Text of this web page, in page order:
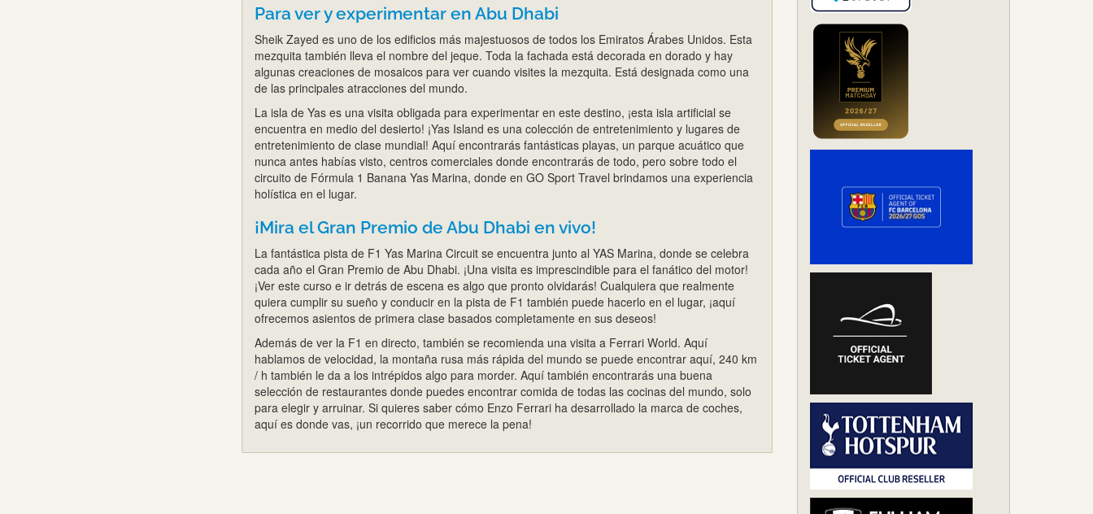
Para ver y experimentar en Abu Dhabi
Sheik Zayed es uno de los edificios más majestuosos de todos los Emiratos Árabes Unidos. Esta
mezquita también lleva el nombre del jeque. Toda la fachada está decorada en dorado y hay
algunas creaciones de mosaicos para ver cuando visites la mezquita. Está designada como una
de las principales atracciones del mundo.
La isla de Yas es una visita obligada para experimentar en este destino, ¡esta isla artificial se
encuentra en medio del desierto! ¡Yas Island es una colección de entretenimiento y lugares de
entretenimiento de clase mundial! Aquí encontrarás fantásticas playas, un parque acuático que
nunca antes habías visto, centros comerciales donde encontrarás de todo, pero sobre todo el
circuito de Fórmula 1 Banana Yas Marina, donde en GO Sport Travel brindamos una experiencia
holística en el lugar.
¡Mira el Gran Premio de Abu Dhabi en vivo!
La fantástica pista de F1 Yas Marina Circuit se encuentra junto al YAS Marina, donde se celebra
cada año el Gran Premio de Abu Dhabi. ¡Una visita es imprescindible para el fanático del motor!
¡Ver este curso e ir detrás de escena es algo que pronto olvidarás! Cualquiera que realmente
quiera cumplir su sueño y conducir en la pista de F1 también puede hacerlo en el lugar, ¡aquí
ofrecemos asientos de primera clase basados completamente en sus deseos!
Además de ver la F1 en directo, también se recomienda una visita a Ferrari World. Aquí
hablamos de velocidad, la montaña rusa más rápida del mundo se puede encontrar aquí, 240 km
/ h también le da a los intrépidos algo para morder. Aquí también encontrarás una buena
selección de restaurantes donde puedes encontrar comida de todas las cocinas del mundo, solo
para elegir y arruinar. Si quieres saber cómo Enzo Ferrari ha desarrollado la marca de coches,
aquí es donde vas, ¡un recorrido que merece la pena!